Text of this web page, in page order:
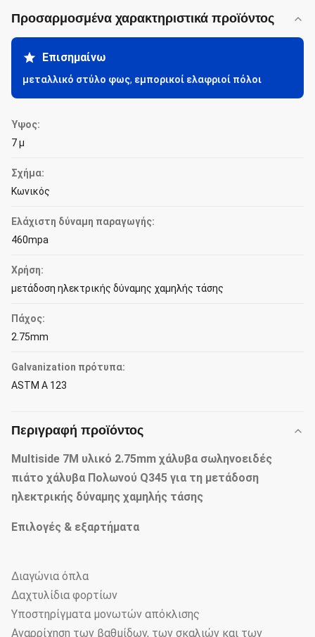
Προσαρμοσμένα χαρακτηριστικά προϊόντος
Επισημαίνω
μεταλλικό στύλο φως, εμπορικοί ελαφριοί πόλοι
Ύψος:
7 μ
Σχήμα:
Κωνικός
Ελάχιστη δύναμη παραγωγής:
460mpa
Χρήση:
μετάδοση ηλεκτρικής δύναμης χαμηλής τάσης
Πάχος:
2.75mm
Galvanization πρότυπα:
ASTM Α 123
Περιγραφή προϊόντος
Multiside 7M υλικό 2.75mm χάλυβα σωληνοειδές
πιάτο χάλυβα Πολωνού Q345 για τη μετάδοση
ηλεκτρικής δύναμης χαμηλής τάσης
Επιλογές & εξαρτήματα
Διαγώνια όπλα
Δαχτυλίδια φορτίων
Υποστηρίγματα μονωτών απόκλισης
Αναρρίχηση των βαθμίδων, των σκαλιών και των